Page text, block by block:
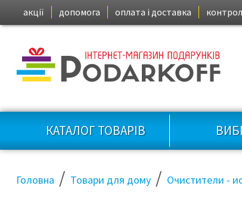
акції допомога оплата і доставка
КАТАЛОГ ТОВАРІВ
Головна / Товари для дому / Очистители -